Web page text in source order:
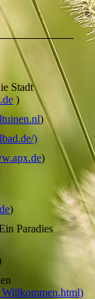
Stadt
)
)
)
)
)
Paradies